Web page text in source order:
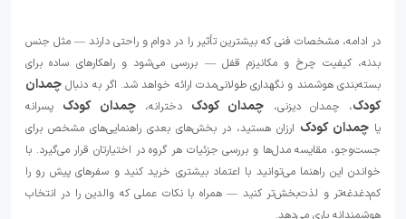
در ادامه، مشخصات فنی که بیشترین تأثیر را در دوام و راحتی دارند — مثل جنس
بدنه، کیفیت چرخ و مکانیزم قفل — بررسی می‌شود و راهکارهای ساده برای
بسته‌بندی هوشمند و نگهداری طولانی‌مدت ارائه خواهد شد. اگر به دنبال چمدان
کودک، چمدان دیزنی، چمدان کودک دخترانه،چمدان کودک پسرانه
یا چمدان کودک ارزان هستید، در بخش‌های بعدی راهنمایی‌های مشخص برای
جست‌وجو، مقایسه مدل‌ها و بررسی جزئیات هر گروه در اختیارتان قرار می‌گیرد. با
خواندن این راهنما می‌توانید با اعتماد بیشتری خرید کنید و سفرهای پیش رو را
کم‌دغدغه‌تر و لذت‌بخش‌تر کنید — همراه با نکات عملی که والدین را در انتخاب
هوشمندانه یاری می‌دهد.